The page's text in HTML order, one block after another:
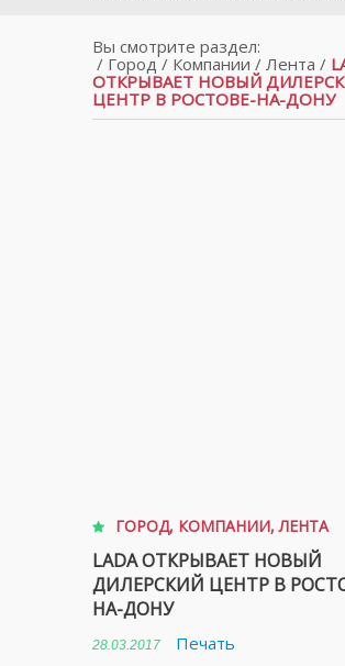
Вы смотрите раздел:
/ Город/ Компании / Лента /
ОТКРЫВАЕТ НОВЫЙ
ЦЕНТР В РОСТОВЕ-НА-ДОНУ
ГОРОД, КОМПАНИИ,ЛЕНТА
LADA ОТКРЫВАЕТ НОВЫЙ
ДИЛЕРСКИЙ ЦЕНТР В
НА-ДОНУ
28.03.2017
Печать